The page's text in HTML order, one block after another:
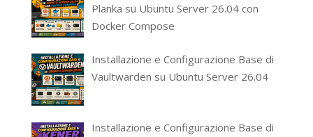
Planka su Ubuntu Server 26.04 con
Docker Compose
Installazione e Configurazione Base di
Vaultwarden su Ubuntu Server 26.04
Installazione e Configurazione Base di